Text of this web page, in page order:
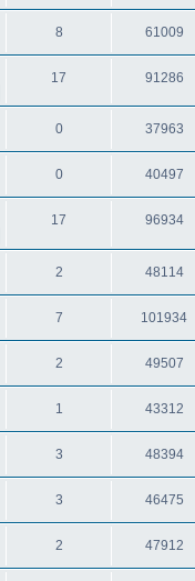
8 61009
17 91286
0 37963
0 40497
17 96934
2 48114
7 101934
2 49507
1 43312
3 48394
3 46475
2 47912